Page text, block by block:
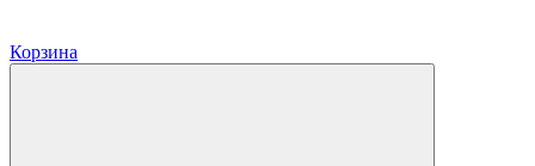
Корзина